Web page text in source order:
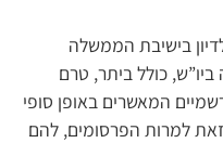
בישיבת הממשלה
ביו”ש, כולל ביתר, טרם
המאשרים באופן סופי
למרות הפרסומים, להם